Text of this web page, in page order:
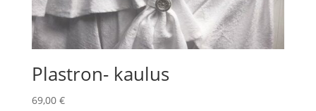
Plastron- kaulus
69,00 €